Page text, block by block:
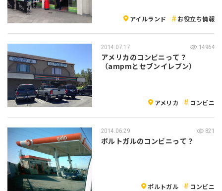
アイルランド お役立ち情報
2014.07.17 14964
アメリカのコンビニって？
（ampmとセブンイレブン）
アメリカ コンビニ
2014.06.29 821
ポルトガルのコンビニって？
ポルトガル コンビニ